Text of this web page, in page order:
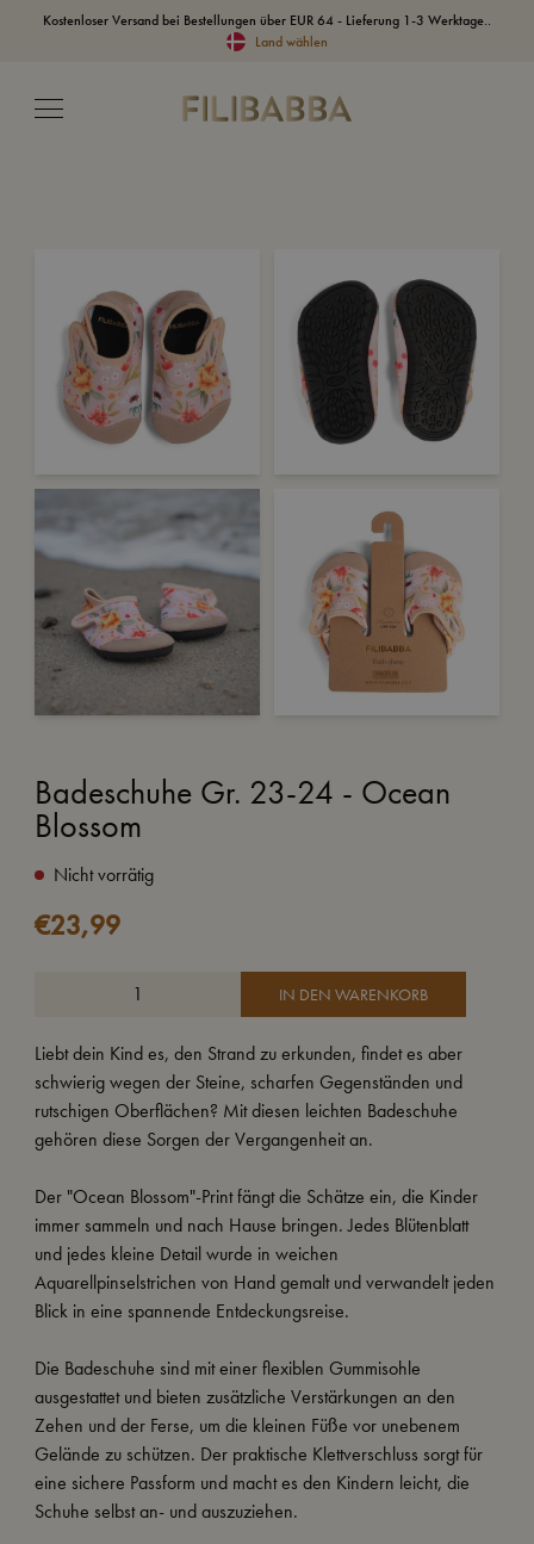
Kostenloser Versand bei Bestellungen über EUR 64 - Lieferung 1-3 Werktage..
Land wählen
Badeschuhe Gr. 23-24 - Ocean
Blossom
Nicht vorrätig
€23,99
IN DEN WARENKORB
Liebt dein Kind es, den Strand zu erkunden, findet es aber
schwierig wegen der Steine, scharfen Gegenständen und
rutschigen Oberflächen? Mit diesen leichten Badeschuhe
gehören diese Sorgen der Vergangenheit an.
Der "Ocean Blossom"-Print fängt die Schätze ein, die Kinder
immer sammeln und nach Hause bringen. Jedes Blütenblatt
und jedes kleine Detail wurde in weichen
Aquarellpinselstrichen von Hand gemalt und verwandelt jeden
Blick in eine spannende Entdeckungsreise.
Die Badeschuhe sind mit einer flexiblen Gummisohle
ausgestattet und bieten zusätzliche Verstärkungen an den
Zehen und der Ferse, um die kleinen Füße vor unebenem
Gelände zu schützen. Der praktische Klettverschluss sorgt für
eine sichere Passform und macht es den Kindern leicht, die
Schuhe selbst an- und auszuziehen.